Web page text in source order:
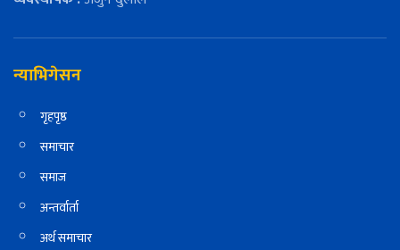
न्याभिगेसन
गृहपृष्ठ
समाचार
समाज
अन्तर्वार्ता
अर्थ समाचार